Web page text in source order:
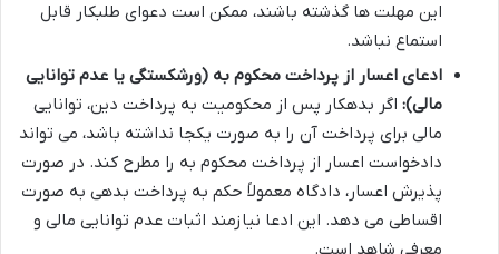
این مهلت ها گذشته باشند، ممکن است دعوای طلبکار قابل
استماع نباشد.
ادعای اعسار از پرداخت محکوم به (ورشکستگی یا عدم توانایی
مالی): اگر بدهکار پس از محکومیت به پرداخت دین، توانایی
مالی برای پرداخت آن را به صورت یکجا نداشته باشد، می تواند
دادخواست اعسار از پرداخت محکوم به را مطرح کند. در صورت
پذیرش اعسار، دادگاه معمولاً حکم به پرداخت بدهی به صورت
اقساطی می دهد. این ادعا نیازمند اثبات عدم توانایی مالی و